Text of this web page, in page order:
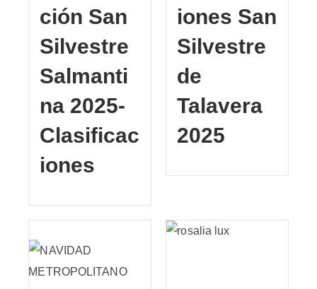
ción San
Silvestre
Salmanti
na 2025-
Clasificac
iones
iones San
Silvestre
de
Talavera
2025